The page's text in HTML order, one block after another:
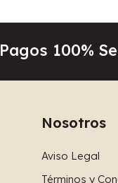
Pagos 100%
Nosotros
Aviso Legal
Términos y